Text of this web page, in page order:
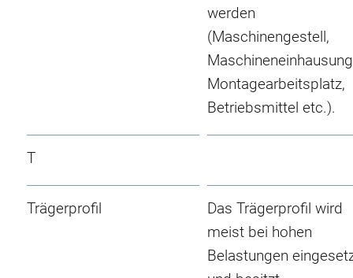
werden
(Maschinengestell,
Montagearbeitsplatz,
Betriebsmittel etc.).
T
Trägerprofil
Das Trägerprofil wird
meist bei hohen
Belastungen